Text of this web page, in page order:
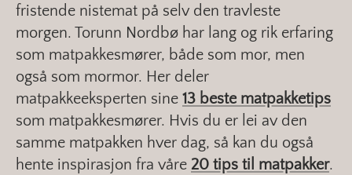
fristende nistemat på selv den travleste
morgen. Torunn Nordbø har lang og rik erfaring
som matpakkesmører, både som mor, men
også som mormor. Her deler
matpakkeeksperten sine 13 beste matpakketips
som matpakkesmører. Hvis du er lei av den
samme matpakken hver dag, så kan du også
hente inspirasjon fra våre 20 tips til matpakker.